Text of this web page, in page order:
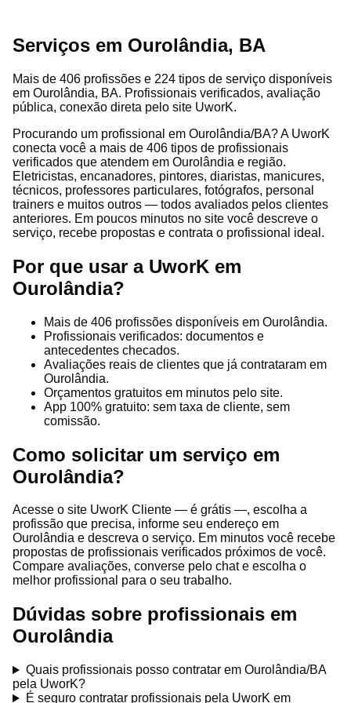
Serviços em Ourolândia, BA
Mais de 406 profissões e 224 tipos de serviço disponíveis
em Ourolândia, BA. Profissionais verificados, avaliação
pública, conexão direta pelo site UworK.
Procurando um profissional em Ourolândia/BA? A UworK
conecta você a mais de 406 tipos de profissionais
verificados que atendem em Ourolândia e região.
Eletricistas, encanadores, pintores, diaristas, manicures,
técnicos, professores particulares, fotógrafos, personal
trainers e muitos outros — todos avaliados pelos clientes
anteriores. Em poucos minutos no site você descreve o
serviço, recebe propostas e contrata o profissional ideal.
Por que usar a UworK em
Ourolândia?
Mais de 406 profissões disponíveis em Ourolândia.
Profissionais verificados: documentos e
antecedentes checados.
Avaliações reais de clientes que já contrataram em
Ourolândia.
Orçamentos gratuitos em minutos pelo site.
App 100% gratuito: sem taxa de cliente, sem
comissão.
Como solicitar um serviço em
Ourolândia?
Acesse o site UworK Cliente — é grátis —, escolha a
profissão que precisa, informe seu endereço em
Ourolândia e descreva o serviço. Em minutos você recebe
propostas de profissionais verificados próximos de você.
Compare avaliações, converse pelo chat e escolha o
melhor profissional para o seu trabalho.
Dúvidas sobre profissionais em
Ourolândia
Quais profissionais posso contratar em Ourolândia/BA
pela UworK?
É seguro contratar profissionais pela UworK em